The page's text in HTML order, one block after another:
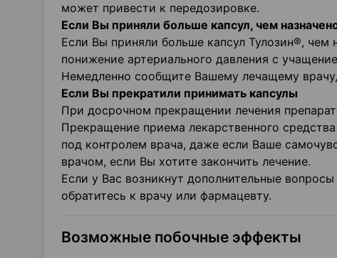
может привести к передозировке.
Если Вы приняли больше капсул, чем
Если Вы приняли больше капсул Тулозин®,
понижение артериального давления с
Немедленно сообщите Вашему лечащему
Если Вы прекратили принимать капсулы
При досрочном прекращении лечения
Прекращение приема лекарственного
под контролем врача, даже если Ваше
врачом, если Вы хотите закончить лечение.
Если у Вас возникнут дополнительные
обратитесь к врачу или фармацевту.
Возможные побочные эффекты